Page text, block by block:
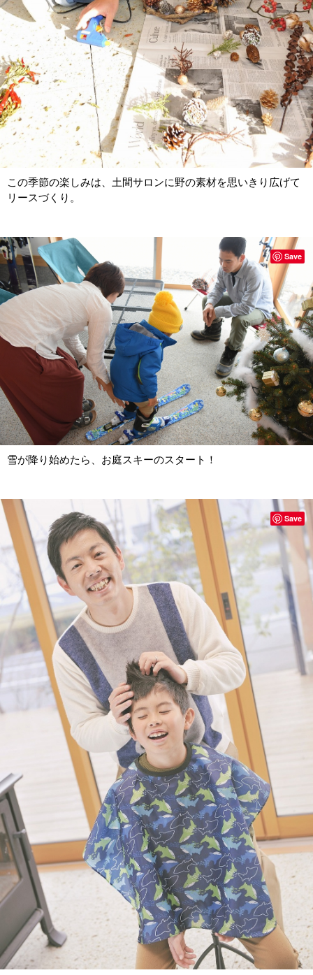
この季節の楽しみは、土間サロンに野の素材を思いきり広げて
リースづくり。
雪が降り始めたら、お庭スキーのスタート！
Save
Save